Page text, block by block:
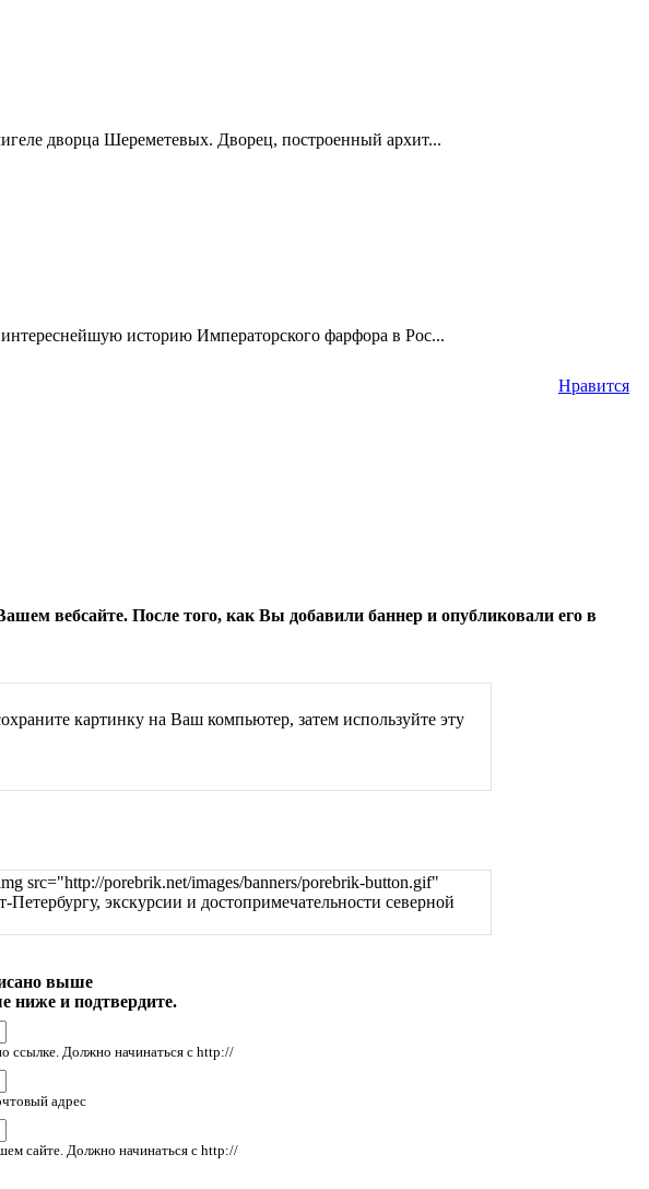
дворца Шереметевых. Дворец, построенный архит...
историю Императорского фарфора в Рос...
Нравится
вебсайте. После того, как Вы добавили баннер и опубликовали его в
картинку на Ваш компьютер, затем используйте эту
src="http://porebrik.net/images/banners/porebrik-button.gif"
экскурсии и достопримечательности северной
выше
ниже и подтвердите.
ссылке. Должно начинаться с http://
адрес
сайте. Должно начинаться с http://